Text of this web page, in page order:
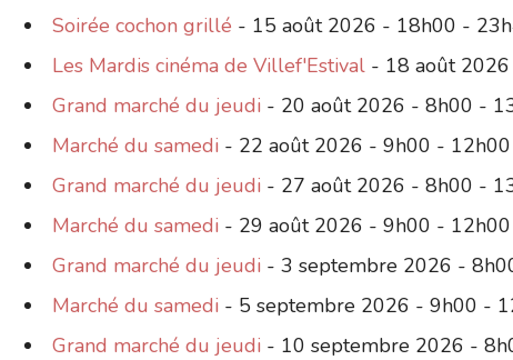
Soirée cochon grillé - 15 août 2026 - 18h00 -
Les Mardis cinéma de Villef'Estival - 18 août
Grand marché du jeudi - 20 août 2026 - 8h00 -
Marché du samedi - 22 août 2026 - 9h00 - 12h00
Grand marché du jeudi - 27 août 2026 - 8h00 -
Marché du samedi - 29 août 2026 - 9h00 - 12h00
Grand marché du jeudi - 3 septembre 2026 -
Marché du samedi - 5 septembre 2026 - 9h00 -
Grand marché du jeudi - 10 septembre 2026 -